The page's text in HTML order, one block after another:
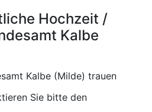
Hochzeit /
Kalbe
Kalbe (Milde) trauen
Sie bitte den